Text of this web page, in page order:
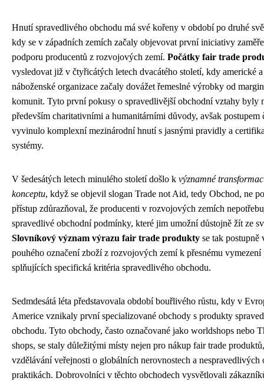
Hnutí spravedlivého obchodu má své kořeny v období po druhé
kdy se v západních zemích začaly objevovat první iniciativy
podporu producentů z rozvojových zemí. Počátky fair trade
vysledovat již v čtyřicátých letech dvacátého století, kdy americké
náboženské organizace začaly dovážet řemeslné výrobky od
komunit. Tyto první pokusy o spravedlivější obchodní vztahy byly
především charitativními a humanitárními důvody, avšak postupem
vyvinulo komplexní mezinárodní hnutí s jasnými pravidly a
systémy.
V šedesátých letech minulého století došlo k významné
konceptu, když se objevil slogan Trade not Aid, tedy Obchod, ne
přístup zdůrazňoval, že producenti v rozvojových zemích
spravedlivé obchodní podmínky, které jim umožní důstojně žít ze
Slovníkový význam výrazu fair trade produkty se tak
pouhého označení zboží z rozvojových zemí k přesnému vymezení
splňujících specifická kritéria spravedlivého obchodu.
Sedmdesátá léta představovala období bouřlivého růstu, kdy v
Americe vznikaly první specializované obchody s produkty
obchodu. Tyto obchody, často označované jako worldshops nebo
shops, se staly důležitými místy nejen pro nákup fair trade
vzdělávání veřejnosti o globálních nerovnostech a nespravedlivých
praktikách. Dobrovolníci v těchto obchodech vysvětlovali